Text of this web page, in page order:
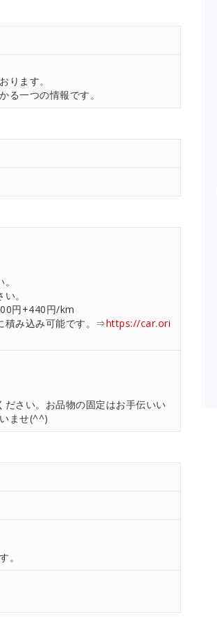
ります。
る一つの情報です。
。
円+440円/km
積み込み可能です。⇒https://car.ori
さい。お品物の固定はお手伝いい
ませ(^^)
。